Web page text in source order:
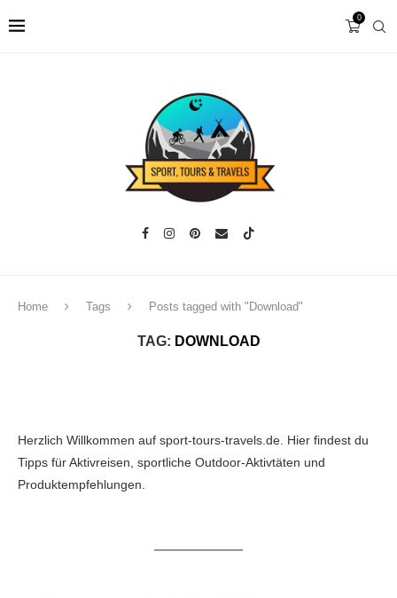
0
Home Tags Posts tagged with "Download"
TAG: DOWNLOAD
Herzlich Willkommen auf sport-tours-travels.de. Hier findest du
Tipps für Aktivreisen, sportliche Outdoor-Aktivtäten und
Produktempfehlungen.